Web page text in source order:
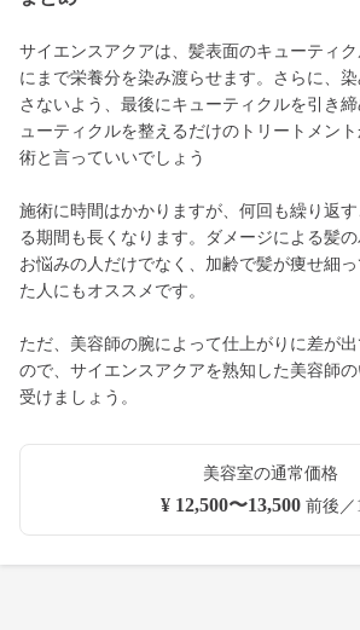
サイエンスアクアは、髪表面のキューティ
にまで栄養分を染み渡らせます。さらに、
さないよう、最後にキューティクルを引き
ューティクルを整えるだけのトリートメン
術と言っていいでしょう
施術に時間はかかりますが、何回も繰り返
る期間も長くなります。ダメージによる髪
お悩みの人だけでなく、加齢で髪が痩せ細
た人にもオススメです。
ただ、美容師の腕によって仕上がりに差が
ので、サイエンスアクアを熟知した美容師
受けましょう。
美容室の通常価格
¥ 12,500〜13,500前後／